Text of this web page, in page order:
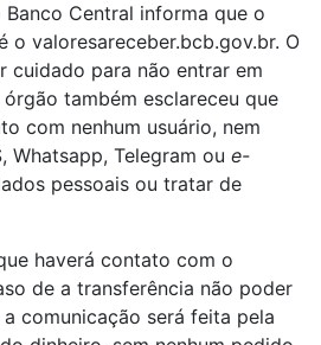
Central informa que o
o valoresareceber.bcb.gov.br. O
cuidado para não entrar em
também esclareceu que
com nenhum usuário, nem
Whatsapp, Telegram ou e-
pessoais ou tratar de
haverá contato com o
de a transferência não poder
comunicação será feita pela